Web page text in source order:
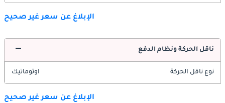
الإبلاغ عن سعر غير صحيح
ناقل الحركة ونظام الدفع
نوع ناقل الحركة اوتوماتيك
الإبلاغ عن سعر غير صحيح